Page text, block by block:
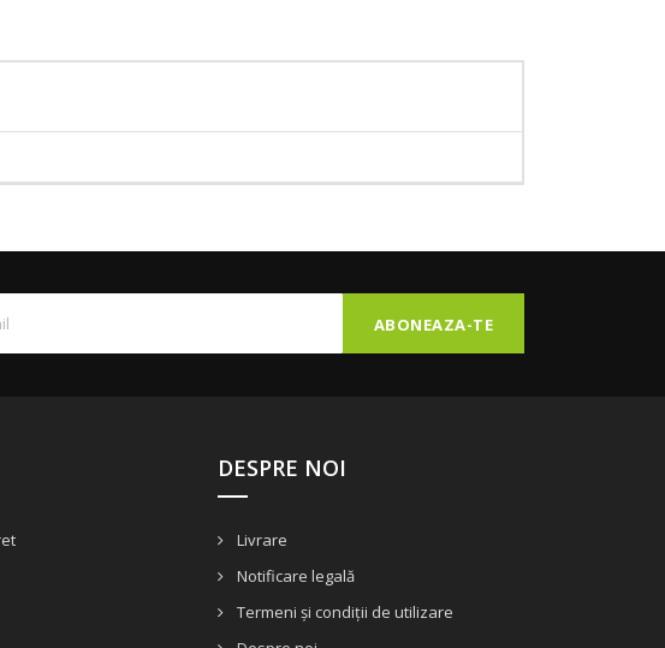
DESPRE NOI
Livrare
Notificare legală
Termeni și condiții de utilizare